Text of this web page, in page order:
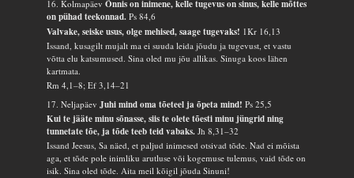
16. KolmapäevÕnnis on inimene, kelle tugevus on sinus, kelle mõttes
on pühad teekonnad.Ps 84,6
Valvake, seiske usus, olge mehised, saage tugevaks! 1Kr 16,13
Issand, kusagilt mujalt ma ei suuda leida jõudu ja tugevust, et vastu
võtta elu katsumused. Sina oled mu jõu allikas. Sinuga koos lähen
kartmata.
Rm 4,1–8; Ef 3,14–21
17. NeljapäevJuhi mind oma tõeteel ja õpeta mind!Ps 25,5
Kui te jääte minu sõnasse, siis te olete tõesti minu jüngrid ning
tunnetate tõe, ja tõde teeb teid vabaks.Jh 8,31–32
Issand Jeesus, Sa näed, et paljud inimesed otsivad tõde. Nad ei mõista
aga, et tõde pole inimliku arutluse või kogemuse tulemus, vaid tõde on
isik. Sina oled tõde. Aita meil kõigil jõuda Sinuni!